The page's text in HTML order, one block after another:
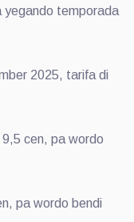
yegando temporada
2025, tarifa di
cen, pa wordo
pa wordo bendi